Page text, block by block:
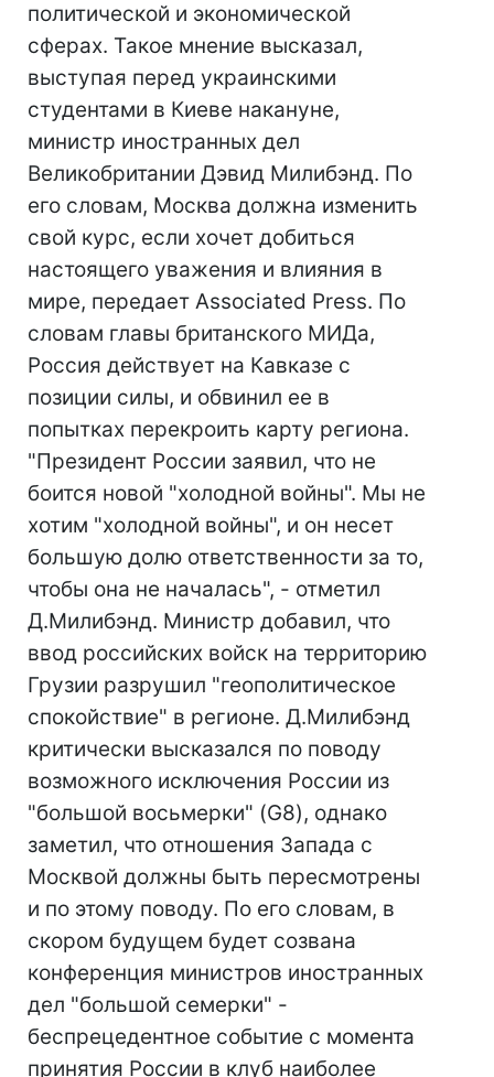
политической и экономической
сферах. Такое мнение высказал,
выступая перед украинскими
студентами в Киеве накануне,
министр иностранных дел
Великобритании Дэвид Милибэнд. По
его словам, Москва должна изменить
свой курс, если хочет добиться
настоящего уважения и влияния в
мире, передает Associated Press. По
словам главы британского МИДа,
Россия действует на Кавказе с
позиции силы, и обвинил ее в
попытках перекроить карту региона.
"Президент России заявил, что не
боится новой "холодной войны". Мы не
хотим "холодной войны", и он несет
большую долю ответственности за то,
чтобы она не началась", - отметил
Д.Милибэнд. Министр добавил, что
ввод российских войск на территорию
Грузии разрушил "геополитическое
спокойствие" в регионе. Д.Милибэнд
критически высказался по поводу
возможного исключения России из
"большой восьмерки" (G8), однако
заметил, что отношения Запада с
Москвой должны быть пересмотрены
и по этому поводу. По его словам, в
скором будущем будет созвана
конференция министров иностранных
дел "большой семерки" -
беспрецедентное событие с момента
принятия России в клуб наиболее